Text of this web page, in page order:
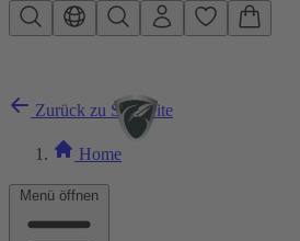
Zum Hauptinhalt springen
Menü öffnen
Zurück zu Startseite
Home